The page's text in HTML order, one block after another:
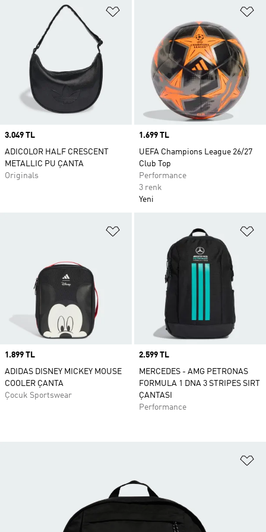
Price
3.049 TL
ADICOLOR HALF CRESCENT
METALLIC PU ÇANTA
Originals
Price
1.699 TL
UEFA Champions League 26/27
Club Top
Performance
3 renk
Yeni
Favori Listesine Ekle
Price
1.899 TL
ADIDAS DISNEY MICKEY MOUSE
COOLER ÇANTA
Çocuk Sportswear
Price
2.599 TL
MERCEDES - AMG PETRONAS
FORMULA 1 DNA 3 STRIPES SIRT
ÇANTASI
Performance